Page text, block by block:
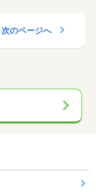
次のページへ